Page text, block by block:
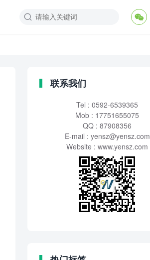
联系我们
Tel : 0592-6539365
Mob : 17751655075
QQ : 87908356
E-mail : yensz@yensz.com
Website : www.yensz.com